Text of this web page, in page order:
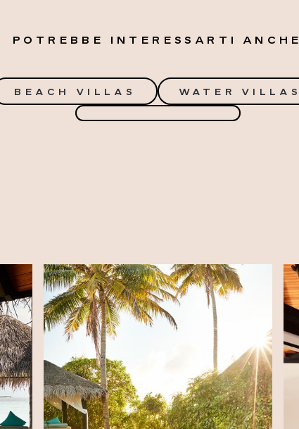
POTREBBE INTERESSARTI ANCHE
BEACH VILLAS WATER VILLAS